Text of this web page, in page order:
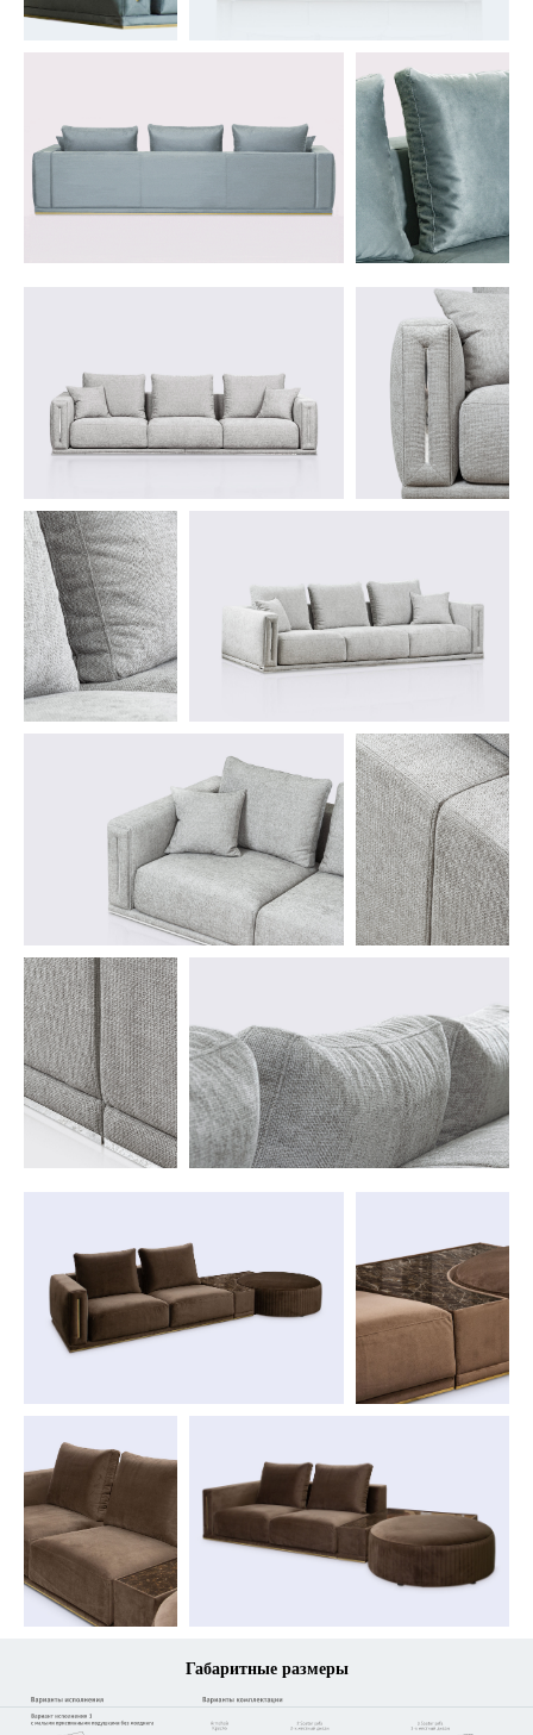
Габаритные размеры